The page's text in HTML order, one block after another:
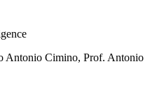
Antonio Cimino, Prof. Antonio